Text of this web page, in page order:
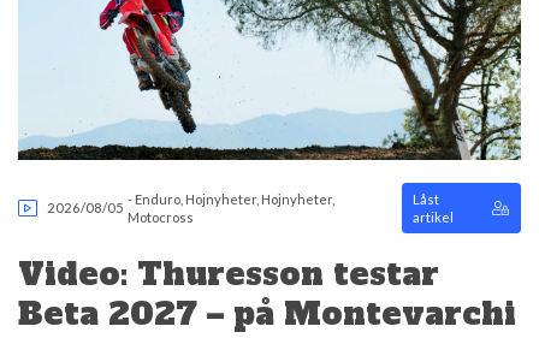
2026/08/05
- Enduro Hojnyheter, Hojnyheter,
Motocross
Låst
artikel
Video: Thuresson testar
Beta 2027 – på Montevarchi